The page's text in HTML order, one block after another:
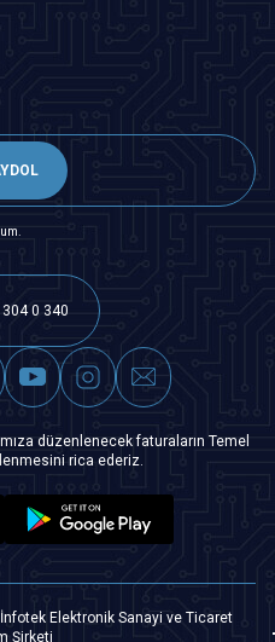
0 340
düzenlenecek faturaların Temel
rica ederiz.
Elektronik Sanayi ve Ticaret
Şirketi